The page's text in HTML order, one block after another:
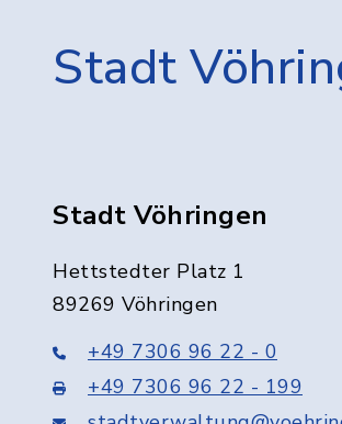
Stadt
Stadt Vöhringen
Hettstedter Platz 1
89269 Vöhringen
+49 7306 96 22 - 0
+49 7306 96 22 - 199